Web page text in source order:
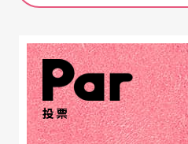
寻求杂耍的生命实践；山
过「地景杂耍」与「非人
物件、重力的关系。女性
濑山瑞希，更以高空与大
投票